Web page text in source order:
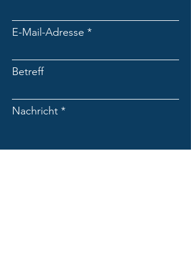
E-Mail-Adresse
Betreff
Nachricht